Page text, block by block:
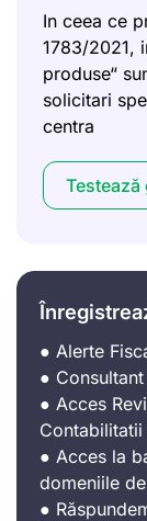
In ceea ce
1783/2021,
produse“
solicitari
centra
Testează
● Alerte
●
● Acces
Contabilitatii
● Acces la
domeniile
●